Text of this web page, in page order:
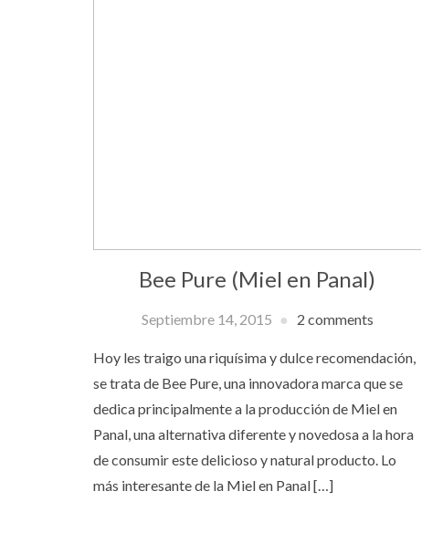
Bee Pure (Miel en Panal)
Septiembre 14, 2015 2 comments
Hoy les traigo una riquísima y dulce recomendación,
se trata de Bee Pure, una innovadora marca que se
dedica principalmente a la producción de Miel en
Panal, una alternativa diferente y novedosa a la hora
de consumir este delicioso y natural producto. Lo
más interesante de la Miel en Panal […]